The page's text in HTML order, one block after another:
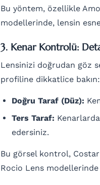
Bu yöntem, özellikle
modellerinde, lensin
3. Kenar Kontrolü:
Lensinizi doğrudan göz
profiline dikkatlice bakın:
Doğru Taraf (Düz):
Ters Taraf:
edersiniz.
Bu görsel kontrol, Costar
Rocio Lens